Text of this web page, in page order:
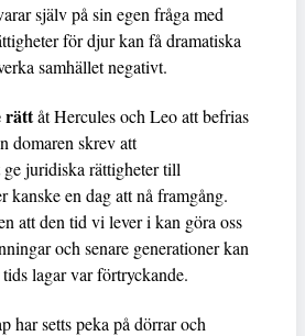
själv på sin egen fråga med
för djur kan få dramatiska
samhället negativt.
rättåt Hercules och Leo att befrias
domaren skrev att
ge juridiska rättigheter till
kanske en dag att nå framgång.
att den tid vi lever i kan göra oss
och senare generationer kan
lagar var förtryckande.
har setts peka på dörrar och